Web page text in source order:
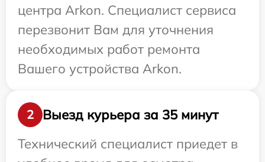
центра Arkon. Специалист сервиса
перезвонит Вам для уточнения
необходимых работ ремонта
Вашего устройства Arkon.
2
Выезд курьера за 35 минут
Технический специалист приедет в